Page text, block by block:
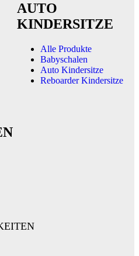
AUTO
KINDERSITZE
Alle Produkte
Babyschalen
Auto Kindersitze
Reboarder Kindersitze